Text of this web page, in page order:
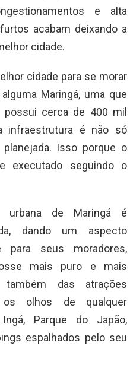
e alta
acabam deixando a
cidade.
cidade para se morar
Maringá, uma que
possui cerca de 400 mil
infraestrutura é não só
Isso porque o
executado seguindo o
de Maringá é
dando um aspecto
para seus moradores,
mais puro e mais
das atrações
olhos de qualquer
Parque do Japão,
espalhados pelo seu